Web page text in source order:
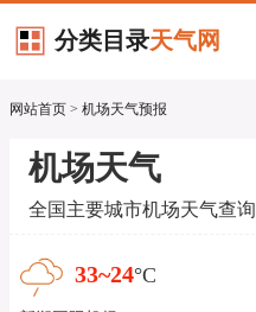
分类目录天气网
网站首页 > 机场天气预报
机场天气
全国主要城市机场天气查询
33~24°C